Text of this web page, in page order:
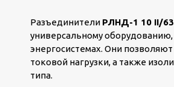
Разъединители РЛНД-1 10 II/
универсальному
энергосистемах. Они
токовой нагрузки, а также
типа.